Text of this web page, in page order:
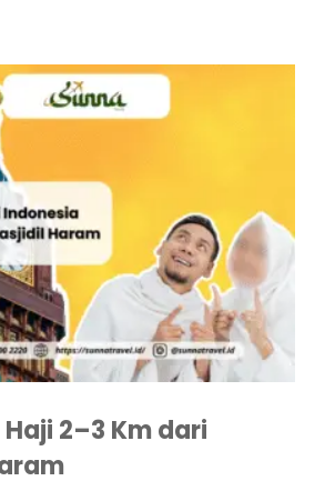
2–3 Km dari